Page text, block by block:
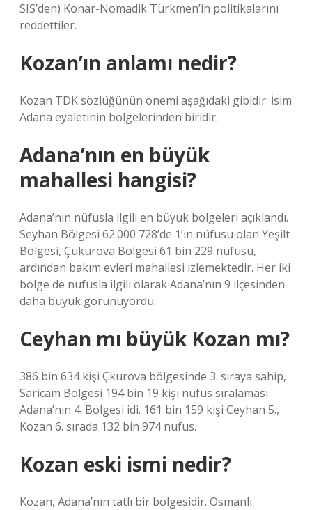
SIS’den) Konar-Nomadik Türkmen’in politikalarını
reddettiler.
Kozan’ın anlamı nedir?
Kozan TDK sözlüğünün önemi aşağıdaki gibidir: İsim
Adana eyaletinin bölgelerinden biridir.
Adana’nın en büyük
mahallesi hangisi?
Adana’nın nüfusla ilgili en büyük bölgeleri açıklandı.
Seyhan Bölgesi 62.000 728’de 1’in nüfusu olan Yeşilt
Bölgesi, Çukurova Bölgesi 61 bin 229 nüfusu,
ardından bakım evleri mahallesi izlemektedir. Her iki
bölge de nüfusla ilgili olarak Adana’nın 9 ilçesinden
daha büyük görünüyordu.
Ceyhan mı büyük Kozan mı?
386 bin 634 kişi Çkurova bölgesinde 3. sıraya sahip,
Saricam Bölgesi 194 bin 19 kişi nüfus sıralaması
Adana’nın 4. Bölgesi idi. 161 bin 159 kişi Ceyhan 5.,
Kozan 6. sırada 132 bin 974 nüfus.
Kozan eski ismi nedir?
Kozan, Adana’nın tatlı bir bölgesidir. Osmanlı